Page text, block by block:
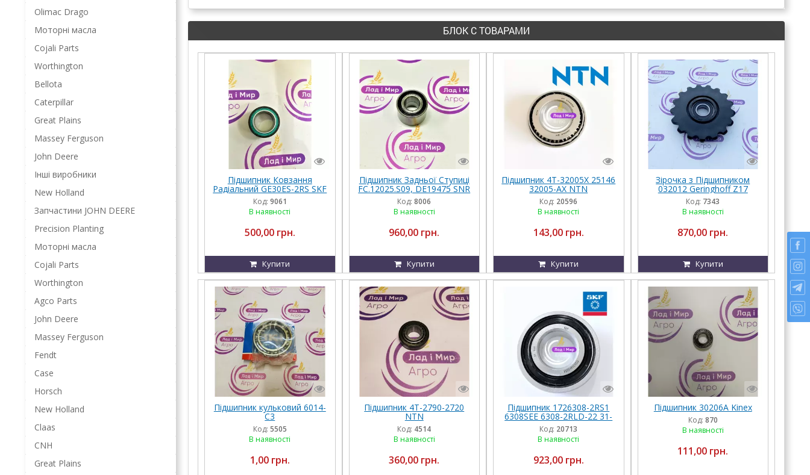
БЛОК С ТОВАРАМИ
Підшипник Ковзання
Радіальний GE30ES-2RS SKF
Код: 9061
В наявності
500,00 грн.
Купити
Підшипник Задньої Ступиці
FC.12025.S09, DE19475 SNR
Код: 8006
В наявності
960,00 грн.
Купити
Підшипник 4T-32005X 25146
32005-AX NTN
Код: 20596
В наявності
143,00 грн.
Купити
Зірочка з Підшипником
032012 Geringhoff Z17
Код: 7343
В наявності
870,00 грн.
Купити
Підшипник кульковий 6014-
C3
Код: 5505
В наявності
1,00 грн.
Підшипник 4T-2790-2720
NTN
Код: 4514
В наявності
360,00 грн.
Підшипник 1726308-2RS1
6308SEE 6308-2RLD-22 31-
1588410 SKF
Код: 20713
В наявності
923,00 грн.
Підшипник 30206A Kinex
Код: 870
В наявності
111,00 грн.
Olimac Drago
Моторні масла
Cojali Parts
Worthington
Bellota
Caterpillar
Great Plains
Massey Ferguson
John Deere
Інші виробники
New Holland
Запчастини JOHN DEERE
Precision Planting
Моторні масла
Cojali Parts
Worthington
Agco Parts
John Deere
Massey Ferguson
Fendt
Case
Horsch
New Holland
Claas
CNH
Great Plains